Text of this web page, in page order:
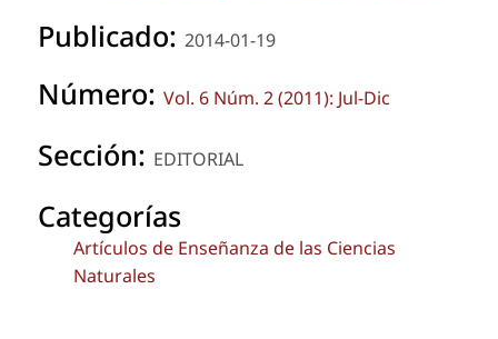
Publicado: 2014-01-19
Número: Vol. 6 Núm. 2 (2011): Jul-Dic
Sección: EDITORIAL
Categorías
Artículos de Enseñanza de las Ciencias
Naturales